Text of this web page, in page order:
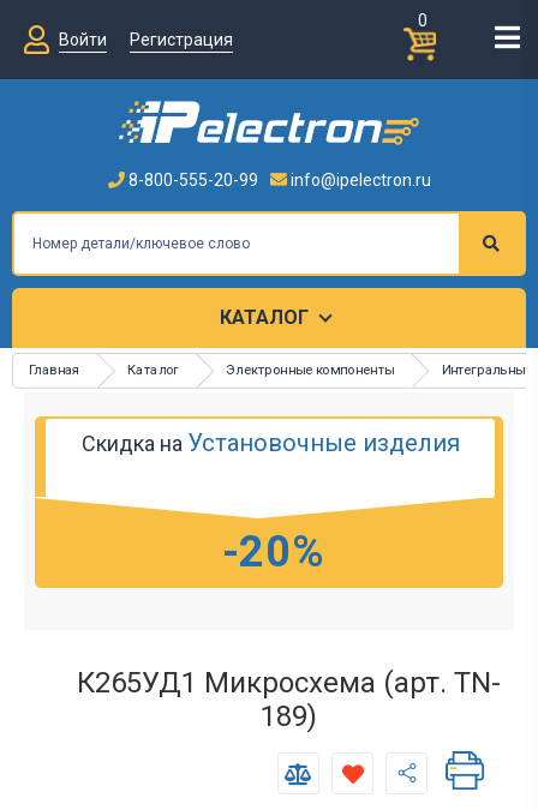
0
Войти
Регистрация
8-800-555-20-99 info@ipelectron.ru
КАТАЛОГ
Главная Каталог Электронные компоненты Интегральные
Скидка на Установочные изделия
-20%
К265УД1 Микросхема (арт. TN-
189)